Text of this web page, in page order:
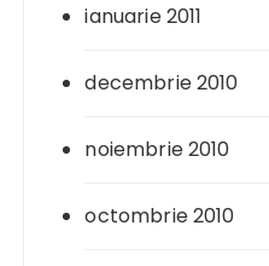
ianuarie 2011
decembrie 2010
noiembrie 2010
octombrie 2010